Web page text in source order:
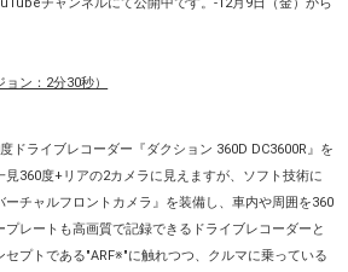
ン：2分30秒）
ドライブレコーダー『ダクション 360D DC3600R』を
360度+リアの2カメラに見えますが、ソフト技術に
ーチャルフロントカメラ』を装備し、車内や周囲を360
レートも高画質で記録できるドライブレコーダーと
プトである"ARF※"に触れつつ、クルマに乗っている